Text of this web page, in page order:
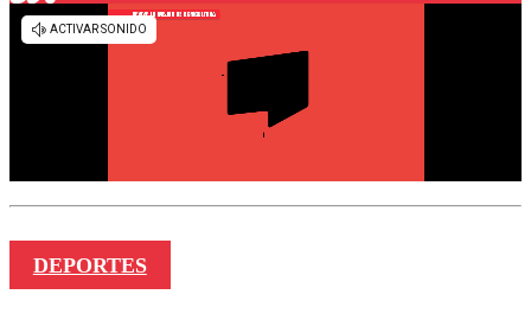
DEPORTES